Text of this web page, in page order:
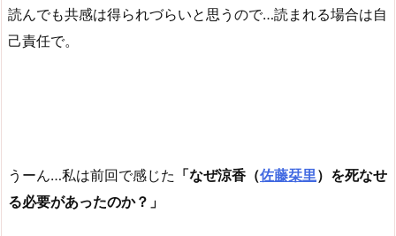
読んでも共感は得られづらいと思うので…読まれる場合は自
己責任で。
うーん…私は前回で感じた 「なぜ涼香（佐藤栞里）を死なせ
る必要があったのか？」